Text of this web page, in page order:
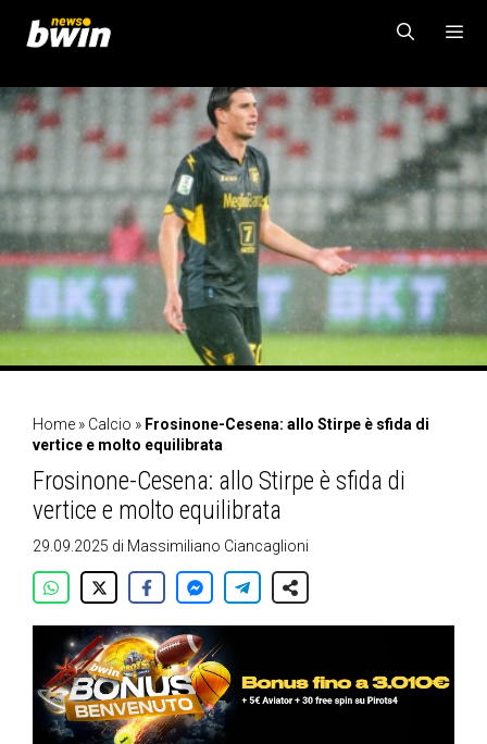
contenuto
MENU
Home » Calcio » Frosinone-Cesena: allo Stirpe è sfida di
vertice e molto equilibrata
Frosinone-Cesena: allo Stirpe è sfida di
vertice e molto equilibrata
29.09.2025 di Massimiliano Ciancaglioni